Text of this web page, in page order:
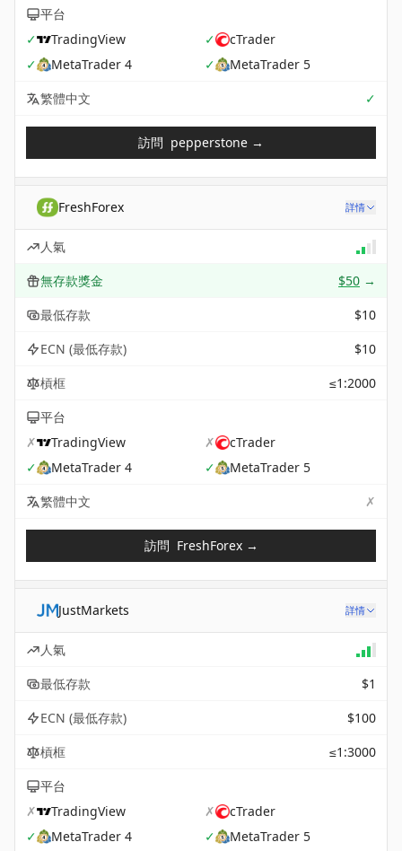
平台
✓
TradingView ✓
cTrader
✓
MetaTrader 4 ✓
MetaTrader 5
繁體中文
✓
訪問 pepperstone →
FreshForex 詳情
人氣
無存款獎金
$50 →
最低存款
$10
ECN (最低存款)
$10
槓框
≤1:2000
平台
✗
TradingView ✗
cTrader
✓
MetaTrader 4 ✓
MetaTrader 5
繁體中文
✗
訪問 FreshForex→
JustMarkets 詳情
人氣
最低存款
$1
ECN (最低存款)
$100
槓框
≤1:3000
平台
✗
TradingView ✗
cTrader
✓
MetaTrader 4 ✓ MetaTrader 5